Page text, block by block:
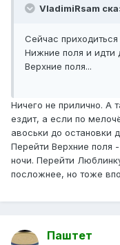
VladimiRsam
Сейчас
Нижние поля и идти
Верхние поля...
Ничего не прилично. А
ездит, а если по
авоськи до остановки
Перейти Верхние поля
ночи. Перейти
посложнее, но тоже
Паштет